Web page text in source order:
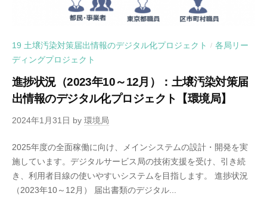
19 土壌汚染対策届出情報のデジタル化プロジェクト / 各局リー
ディングプロジェクト
進捗状況（2023年10～12月）：土壌汚染対策届
出情報のデジタル化プロジェクト【環境局】
2024年1月31日 by 環境局
2025年度の全面稼働に向け、メインシステムの設計・開発を実
施しています。デジタルサービス局の技術支援を受け、引き続
き、利用者目線の使いやすいシステムを目指します。 進捗状況
（2023年10～12月） 届出書類のデジタル...